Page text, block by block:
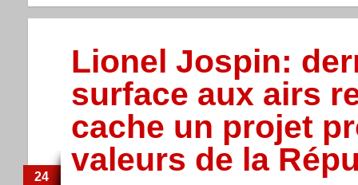
Lionel Jospin:
surface aux airs
cache un projet
valeurs de la
24